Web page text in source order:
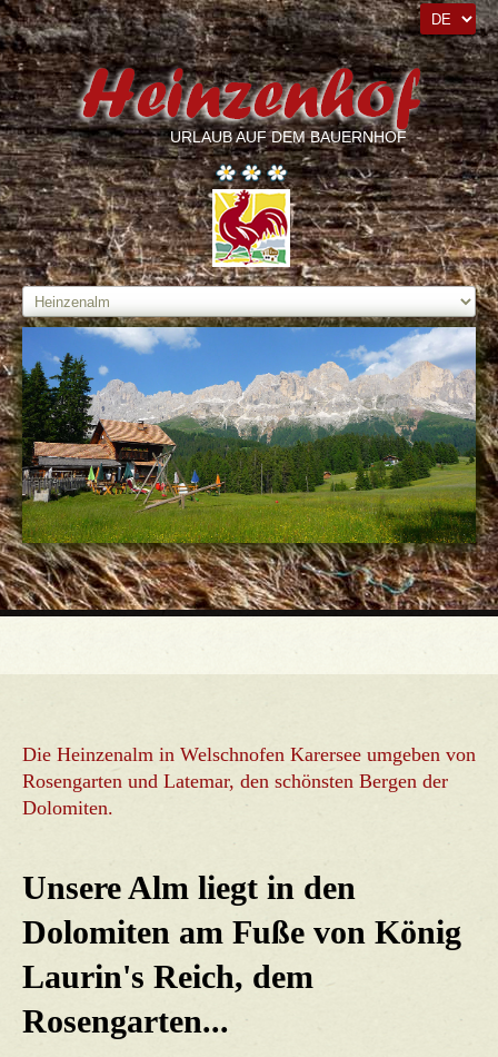
URLAUB AUF DEM BAUERNHOF
Die Heinzenalm in Welschnofen Karersee umgeben von
Rosengarten und Latemar, den schönsten Bergen der
Dolomiten.
Unsere Alm liegt in den
Dolomiten am Fuße von König
Laurin's Reich, dem
Rosengarten...